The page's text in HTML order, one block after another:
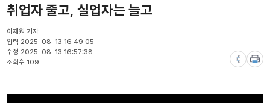
취업자 줄고, 실업자는 늘고
이재원 기자
입력 2025-08-13 16:49:05
수정 2025-08-13 16:57:38
조회수 109